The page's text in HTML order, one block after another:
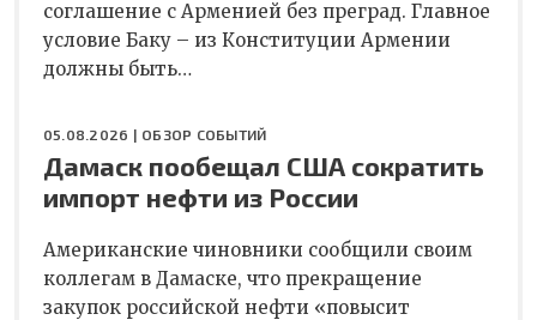
соглашение с Арменией без преград. Главное
условие Баку – из Конституции Армении
должны быть…
05.08.2026 | ОБЗОР СОБЫТИЙ
Дамаск пообещал США сократить
импорт нефти из России
Американские чиновники сообщили своим
коллегам в Дамаске, что прекращение
закупок российской нефти «повысит